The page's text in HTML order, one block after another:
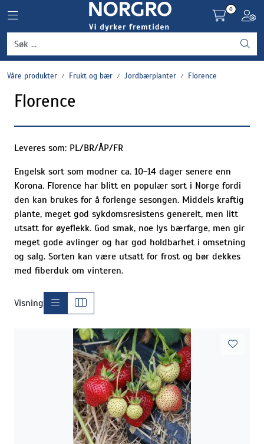
Toggle navigation
0
Våre produkter Frukt og bær Jordbærplanter Florence
Florence
Leveres som: PL/BR/ÅP/FR
Engelsk sort som modner ca. 10-14 dager senere enn
Korona. Florence har blitt en populær sort i Norge fordi
den kan brukes for å forlenge sesongen. Middels kraftig
plante, meget god sykdomsresistens generelt, men litt
utsatt for øyeflekk. God smak, noe lys bærfarge, men gir
meget gode avlinger og har god holdbarhet i omsetning
og salg. Sorten kan være utsatt for frost og bør dekkes
med fiberduk om vinteren.
Visning
Grønnsaker
Settepotet og setteløk
Plantevern og nyttedyr
Blomster, potter og brett
Driftsmidler